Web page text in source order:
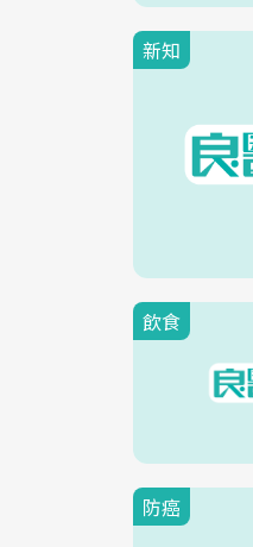
新知
飲食
防癌